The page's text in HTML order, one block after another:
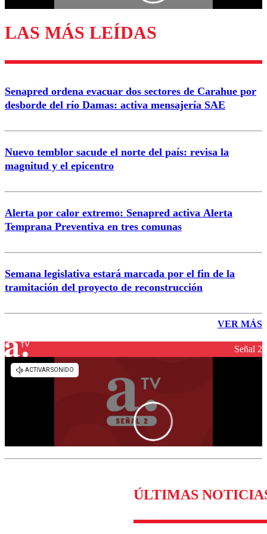
Enviar comentario
LAS MÁS LEÍDAS
Senapred ordena evacuar dos sectores de Carahue por
desborde del río Damas: activa mensajería SAE
Nuevo temblor sacude el norte del país: revisa la
magnitud y el epicentro
Alerta por calor extremo: Senapred activa Alerta
Temprana Preventiva en tres comunas
Semana legislativa estará marcada por el fin de la
tramitación del proyecto de reconstrucción
VER MÁS
Señal 2
ÚLTIMAS